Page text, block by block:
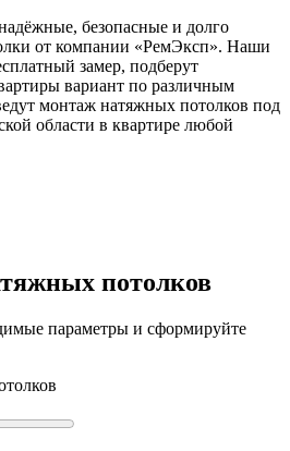
безопасные и долго
от компании «РемЭксп». Наши
замер, подберут
вариант по различным
монтаж натяжных потолков под
области в квартире любой
потолков
параметры и сформируйте